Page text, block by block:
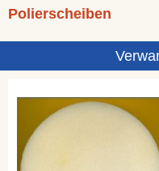
Polierscheiben